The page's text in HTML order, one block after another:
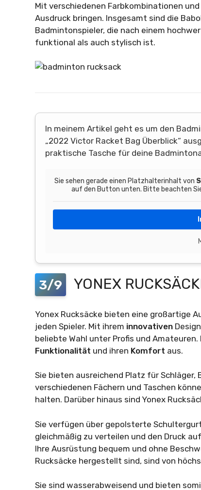
Mit verschiedenen Farbkombinationen
Ausdruck bringen. Insgesamt sind die
Badmintonspieler, die nach einem
funktional als auch stylisch ist.
In meinem Artikel geht es um den
„2022 Victor Racket Bag Überblick“
praktische Tasche für deine
Sie sehen gerade einen Platzhalterinhalt von
auf den Button unten. Bitte beachten
3/9 YONEX
Yonex Rucksäcke bieten eine großartige
jeden Spieler. Mit ihrem innovativen
beliebte Wahl unter Profis und
Funktionalität und ihren Komfort aus.
Sie bieten ausreichend Platz für Schläger,
verschiedenen Fächern und Taschen
halten. Darüber hinaus sind Yonex
Sie verfügen über gepolsterte
gleichmäßig zu verteilen und den Druck
Ihre Ausrüstung bequem und ohne
Rucksäcke hergestellt sind, sind von
Sie sind wasserabweisend und bieten